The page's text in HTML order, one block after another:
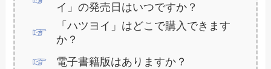
イ」の発売日はいつですか？
「ハツヨイ」はどこで購入できます
か？
電子書籍版はありますか？